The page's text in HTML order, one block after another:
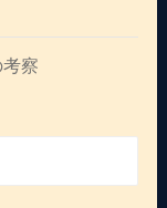
察